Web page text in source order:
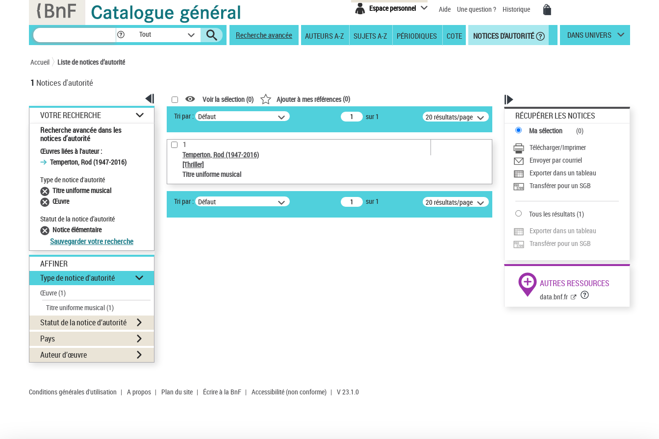
Espace personnel Aide Une question ? Historique
Tout Recherche avancée AUTEURS A-Z SUJETS A-Z PÉRIODIQUES COTE NOTICES D'AUTORITÉ DANS UNIVERS
Accueil Liste de notices d’autorité
1 Notices d'autorité
VOTRE RECHERCHE
Recherche avancée dans les
notices d’autorité
Œuvres liées à l'auteur :
Temperton, Rod (1947-2016)
Type de notice d'autorité
Titre uniforme musical
Œuvre
Statut de la notice d’autorité
Notice élémentaire
Sauvegarder votre recherche
AFFINER
Type de notice d'autorité
Œuvre(1)
Titre uniforme musical(1)
Statut de la notice d’autorité
Pays
Auteur d’œuvre
Voir la sélection (0) Ajouter à mes références(0)
Tri par : Défaut sur 1 20 résultats/page
1
Temperton, Rod (1947-2016)
[Thriller]
Titre uniforme musical
Tri par : Défaut sur 1 20 résultats/page
RÉCUPÉRER LES NOTICES
Ma sélection (0)
Télécharger/Imprimer
Envoyer par courriel
Exporter dans un tableau
Transférer pour un SGB
Tous les résultats(1)
Exporter dans un tableau
Transférer pour un SGB
AUTRES RESSOURCES
data.bnf.fr
Conditions générales d'utilisation | A propos | Plan du site | Écrire à la BnF | Accessibilité (non conforme) | V 23.1.0
Panneau de gestion des cookies